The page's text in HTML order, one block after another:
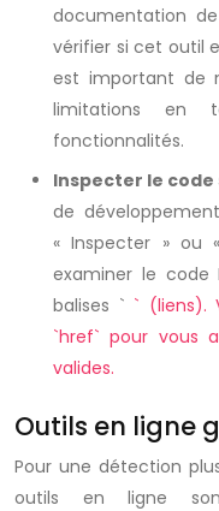
documentation
vérifier si cet outil
est important de
limitations en
fonctionnalités.
Inspecter le
de
« Inspecter » ou
examiner le code
balises ` ` (liens).
`href` pour vous
valides.
Outils en ligne
Pour une détection
outils en ligne